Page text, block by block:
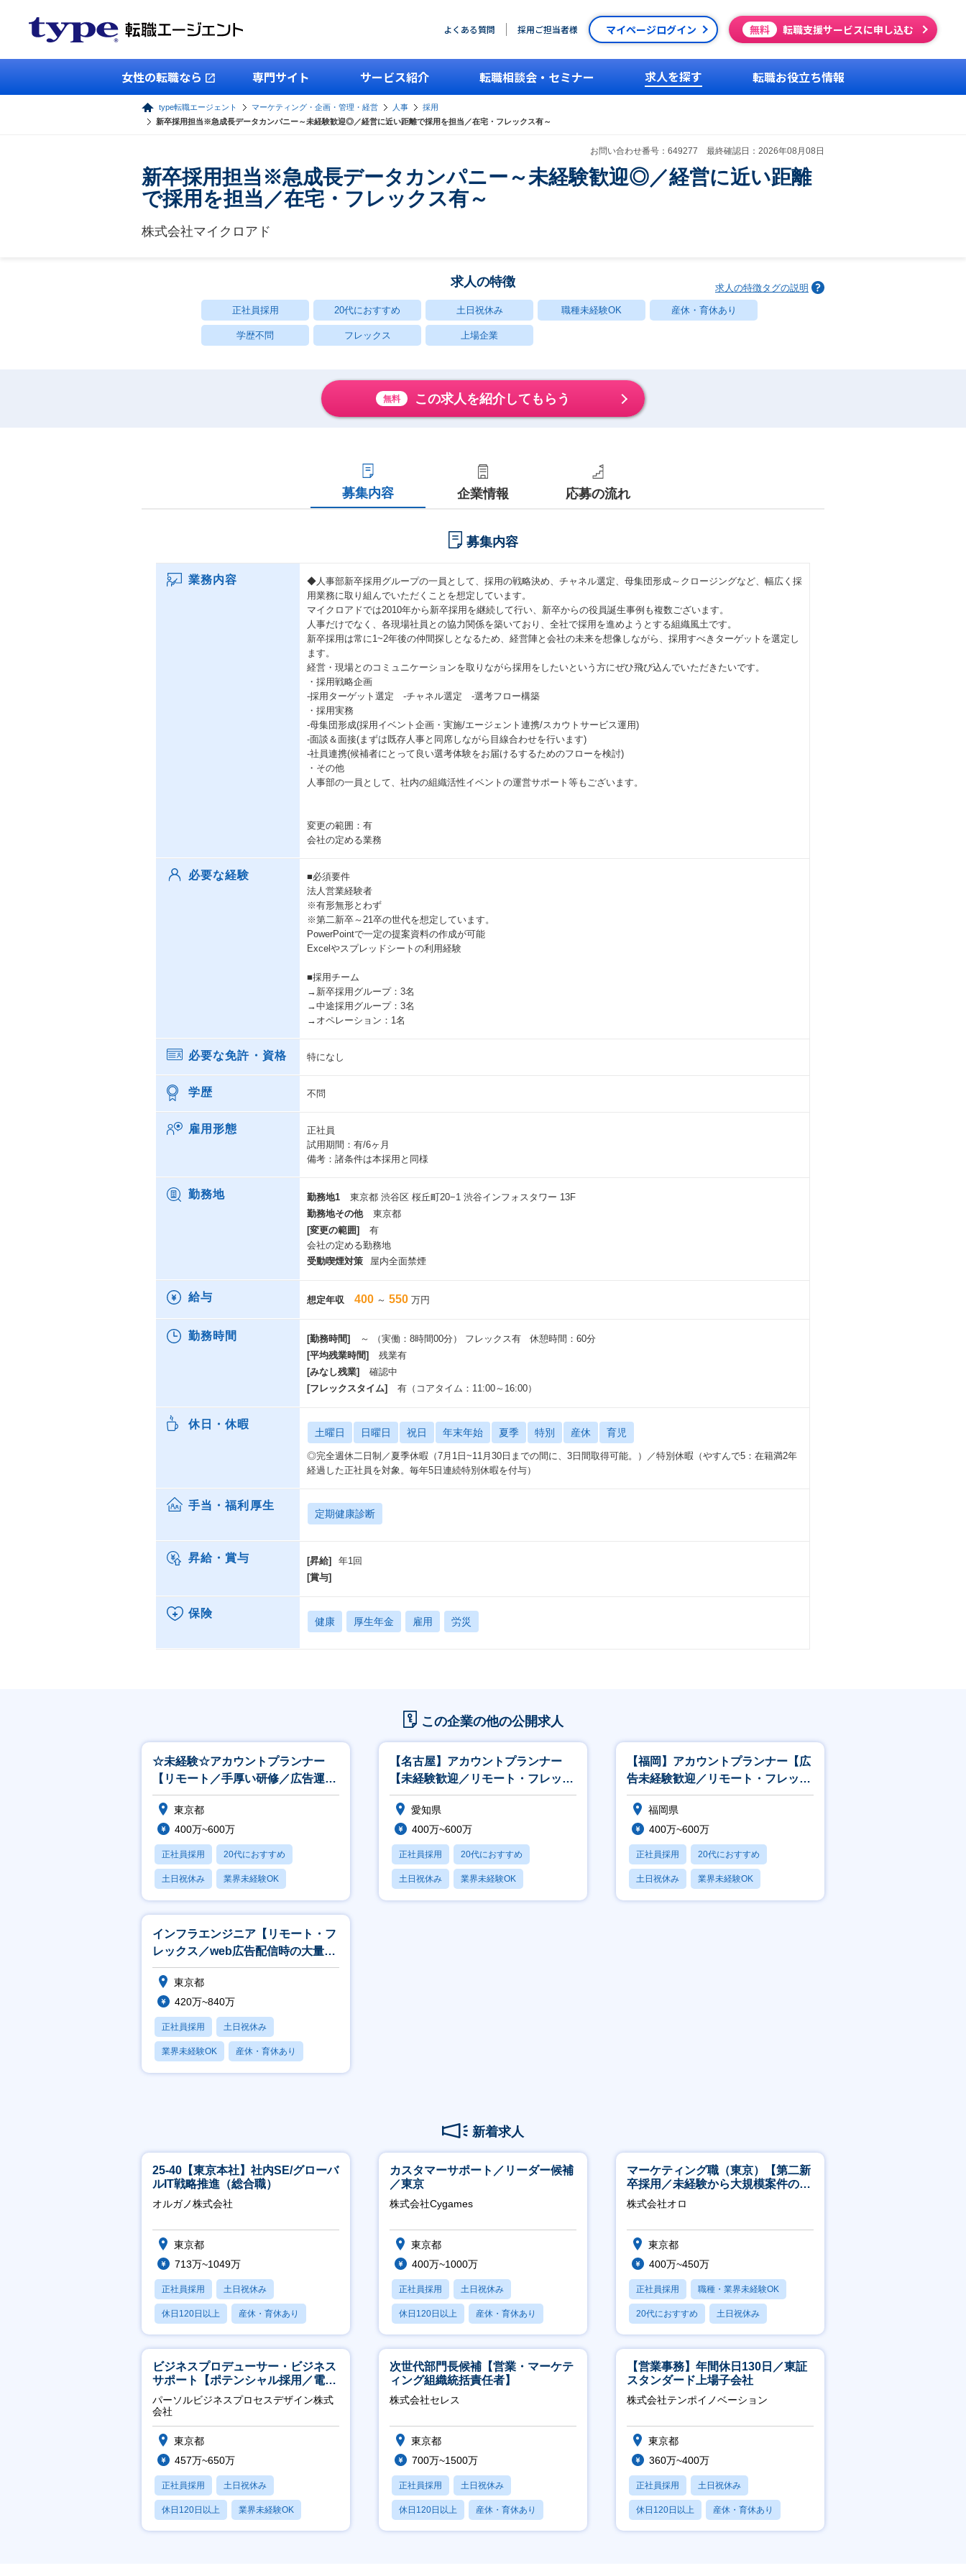
よくある質問 採用ご担当者様 マイページログイン 無料 転職支援サービスに申し込む
女性の転職なら 専門サイト サービス紹介 転職相談会・セミナー 求人を探す 転職お役立ち情報
type転職エージェント マーケティング・企画・管理・経営 人事
採用
新卒採用担当※急成長データカンパニー～未経験歓迎◎／経営に近い距離で採用を担当／在宅・フレックス有～
お問い合わせ番号：649277 最終確認日：2026年08月08日
新卒採用担当※急成長データカンパニー～未経験歓迎◎／経営に近い距離
で採用を担当／在宅・フレックス有～
株式会社マイクロアド
求人の特徴 求人の特徴タグの説明
正社員採用 20代におすすめ 土日祝休み 職種未経験OK 産休・育休あり
学歴不問 フレックス 上場企業
無料 この求人を紹介してもらう
募集内容 企業情報 応募の流れ
募集内容
業務内容
◆人事部新卒採用グループの一員として、採用の戦略決め、チャネル選定、母集団形成～クロージングなど、幅広く採
用業務に取り組んでいただくことを想定しています。
マイクロアドでは2010年から新卒採用を継続して行い、新卒からの役員誕生事例も複数ございます。
人事だけでなく、各現場社員との協力関係を築いており、全社で採用を進めようとする組織風土です。
新卒採用は常に1~2年後の仲間探しとなるため、経営陣と会社の未来を想像しながら、採用すべきターゲットを選定し
ます。
経営・現場とのコミュニケーションを取りながら採用をしたいという方にぜひ飛び込んでいただきたいです。
・採用戦略企画
-採用ターゲット選定 -チャネル選定 -選考フロー構築
・採用実務
-母集団形成(採用イベント企画・実施/エージェント連携/スカウトサービス運用)
-面談＆面接(まずは既存人事と同席しながら目線合わせを行います)
-社員連携(候補者にとって良い選考体験をお届けるするためのフローを検討)
・その他
人事部の一員として、社内の組織活性イベントの運営サポート等もございます。
変更の範囲：有
会社の定める業務
必要な経験
■必須要件
法人営業経験者
※有形無形とわず
※第二新卒～21卒の世代を想定しています。
PowerPointで一定の提案資料の作成が可能
Excelやスプレッドシートの利用経験
■採用チーム
→新卒採用グループ：3名
→中途採用グループ：3名
→オペレーション：1名
必要な免許・資格 特になし
学歴 不問
雇用形態
正社員
試用期間：有/6ヶ月
備考：諸条件は本採用と同様
勤務地 勤務地1
東京都 渋谷区 桜丘町20−1 渋谷インフォスタワー 13F
勤務地その他
東京都
[変更の範囲]
有
会社の定める勤務地
受動喫煙対策
屋内全面禁煙
給与 想定年収 400 ～ 550 万円
勤務時間 [勤務時間]
～ （実働：8時間00分） フレックス有 休憩時間：60分
[平均残業時間]
残業有
[みなし残業]
確認中
[フレックスタイム]
有（コアタイム：11:00～16:00）
休日・休暇
土曜日 日曜日 祝日 年末年始 夏季 特別 産休 育児
◎完全週休二日制／夏季休暇（7月1日~11月30日までの間に、3日間取得可能。）／特別休暇（やすんで5：在籍満2年
経過した正社員を対象。毎年5日連続特別休暇を付与）
手当・福利厚生
定期健康診断
昇給・賞与 [昇給]
年1回
[賞与]
保険
健康 厚生年金 雇用 労災
この企業の他の公開求人
☆未経験☆アカウントプランナー
【リモート／手厚い研修／広告運用
やデータ分析で企業支援／インセン
有】東京都
400万~600万
正社員採用 20代におすすめ
土日祝休み 業界未経験OK
産休・育休あり
【名古屋】アカウントプランナー
【未経験歓迎／リモート・フレック
ス◎／広告運用のプロを目指せ
る！】愛知県
400万~600万
正社員採用 20代におすすめ
土日祝休み 業界未経験OK
産休・育休あり
【福岡】アカウントプランナー【広
告未経験歓迎／リモート・フレック
ス◎／広告運用のプロを目指せ
る！】福岡県
400万~600万
正社員採用 20代におすすめ
土日祝休み 業界未経験OK
産休・育休あり
インフラエンジニア【リモート・フ
レックス／web広告配信時の大量デ
ータ処理を支えるNW／家賃補助】
東京都
420万~840万
正社員採用 土日祝休み
業界未経験OK 産休・育休あり
転勤なし
新着求人
25-40【東京本社】社内SE/グローバ
ルIT戦略推進（総合職）
オルガノ株式会社
東京都
713万~1049万
正社員採用 土日祝休み
休日120日以上 産休・育休あり
月残業20時間以内
カスタマーサポート／リーダー候補
／東京
株式会社Cygames
東京都
400万~1000万
正社員採用 土日祝休み
休日120日以上 産休・育休あり
月残業20時間以内
マーケティング職（東京）【第二新
卒採用／未経験から大規模案件のマ
ーケティングが経験できる／研修充
実】
株式会社オロ
東京都
400万~450万
正社員採用 職種・業界未経験OK
20代におすすめ 土日祝休み
休日120日以上
ビジネスプロデューサー・ビジネス
サポート【ポテンシャル採用／電
力・ガス等の民間向けプロジェクト
推進】
パーソルビジネスプロセスデザイン株式
会社
東京都
457万~650万
正社員採用 土日祝休み
休日120日以上 業界未経験OK
産休・育休あり
次世代部門長候補【営業・マーケテ
ィング組織統括責任者】
株式会社セレス
東京都
700万~1500万
正社員採用 土日祝休み
休日120日以上 産休・育休あり
賞与あり
【営業事務】年間休日130日／東証
スタンダード上場子会社
株式会社テンポイノベーション
東京都
360万~400万
正社員採用 土日祝休み
休日120日以上 産休・育休あり
賞与あり